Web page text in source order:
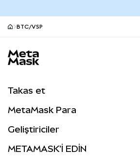
BTC/VSP
Takas et
Perps
RWA'lar
MetaMask Para
Geliştiriciler
METAMASK'İ EDİN